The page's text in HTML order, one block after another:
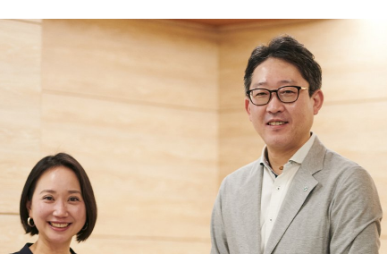
“日本の食品”輸出 EXPO お
気に入り企業セレクトによ
る来場登録ページ
展示会・セミナー参加ポリ
シー